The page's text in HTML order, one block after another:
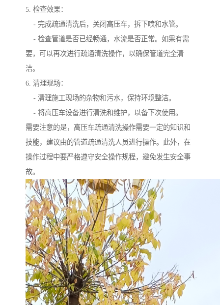
5. 检查效果：
- 完成疏通清洗后，关闭高压车，拆下喷和水管。
- 检查管道是否已经畅通，水流是否正常。如果有需
要，可以再次进行疏通清洗操作，以确保管道完全清
洁。
6. 清理现场：
- 清理施工现场的杂物和污水，保持环境整洁。
- 将高压车设备进行清洗和维护，以备下次使用。
需要注意的是，高压车疏通清洗操作需要一定的知识和
技能，建议由的管道疏通清洗人员进行操作。此外，在
操作过程中要严格遵守安全操作规程，避免发生安全事
故。